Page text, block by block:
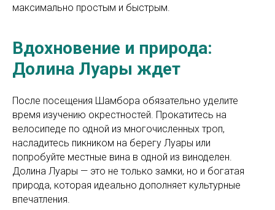
максимально простым и быстрым.
Вдохновение и природа:
Долина Луары ждет
После посещения Шамбора обязательно уделите
время изучению окрестностей. Прокатитесь на
велосипеде по одной из многочисленных троп,
насладитесь пикником на берегу Луары или
попробуйте местные вина в одной из виноделен.
Долина Луары — это не только замки, но и богатая
природа, которая идеально дополняет культурные
впечатления.